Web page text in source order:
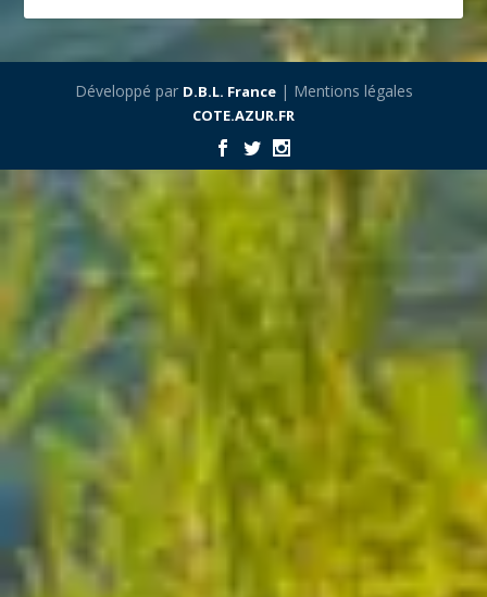
Développé par D.B.L. France| Mentions légales
COTE.AZUR.FR